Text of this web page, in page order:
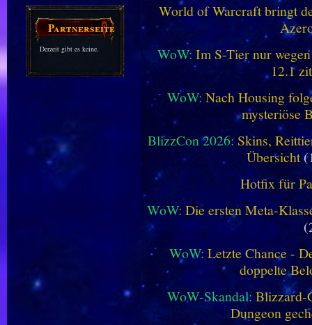
Partnerseiten
Derzeit gibt es keine.
World of Warcraft bringt
WoW: Im S-Tier nur
12.1
WoW: Nach Housing
mysteriöse
BlizzCon 2026: Skins,
Übersicht
Hotfix für
WoW: Die ersten Meta-
WoW: Letzte Chance -
doppelte
WoW-Skandal: Blizzard-
Dungeon